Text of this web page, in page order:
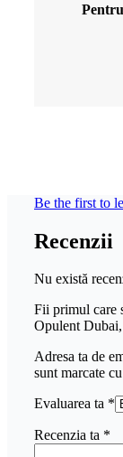
Pentru
Be the first to
Recenzii
Nu există
Fii primul care
Opulent
Adresa ta de
sunt marcate cu
Evaluarea ta *
Recenzia ta *